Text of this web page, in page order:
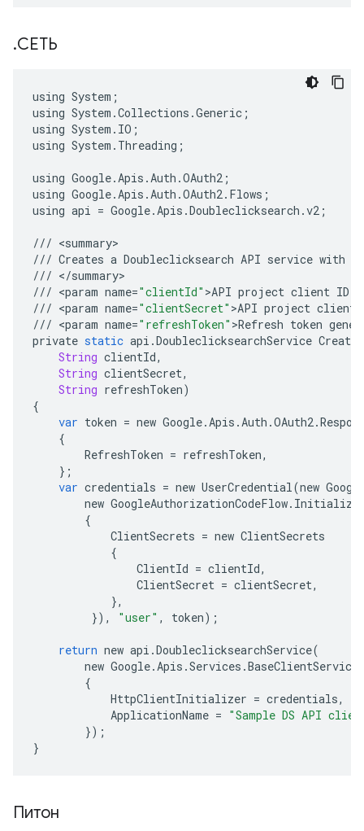
.СЕТЬ
using System ;
using System .Collections .Generic ;
using System . IO ;
using System . Threading ;
using Google.Apis .Auth .OAuth2 ;
using Google.Apis .Auth .OAuth2. Flows ;
using api = Google.Apis .Doubleclicksearch .v2 ;
/// <summary
/// Creates a Doubleclicksearch API service with
/// </summary
/// <param name="clientId" >API project client ID
/// <param name="clientSecret" >API project client
/// <param name="refreshToken" >Refresh token
private static api .DoubleclicksearchService
String clientId,
String clientSecret,
String refreshToken)
{
var token = new Google.Apis .Auth .OAuth2.
{
RefreshToken = refreshToken,
};
var credentials = new UserCredential(new
new GoogleAuthorizationCodeFlow.
{
ClientSecrets = new ClientSecrets
{
ClientId = clientId,
ClientSecret = clientSecret,
},
}),
"user" , token);
return new api .DoubleclicksearchService(
new Google.Apis .Services .BaseClientService
{
HttpClientInitializer = credentials,
ApplicationName = "Sample DS API
});
}
Питон